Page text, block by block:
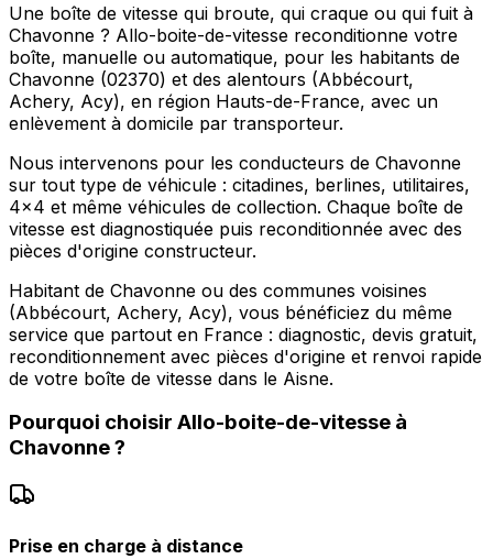
Une boîte de vitesse qui broute, qui craque ou qui fuit à
Chavonne ? Allo-boite-de-vitesse reconditionne votre
boîte, manuelle ou automatique, pour les habitants de
Chavonne (02370) et des alentours (Abbécourt,
Achery, Acy), en région Hauts-de-France, avec un
enlèvement à domicile par transporteur.
Nous intervenons pour les conducteurs de Chavonne
sur tout type de véhicule : citadines, berlines, utilitaires,
4x4 et même véhicules de collection. Chaque boîte de
vitesse est diagnostiquée puis reconditionnée avec des
pièces d'origine constructeur.
Habitant de Chavonne ou des communes voisines
(Abbécourt, Achery, Acy), vous bénéficiez du même
service que partout en France : diagnostic, devis gratuit,
reconditionnement avec pièces d'origine et renvoi rapide
de votre boîte de vitesse dans le Aisne.
Pourquoi choisir Allo-boite-de-vitesse à
Chavonne?
Prise en charge à distance